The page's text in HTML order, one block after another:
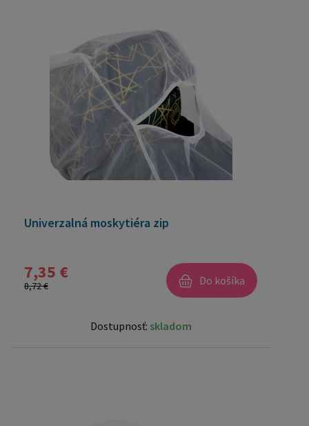
Univerzalná moskytiéra zip
7,35 €
8,72 € Do košíka
Dostupnosť: skladom